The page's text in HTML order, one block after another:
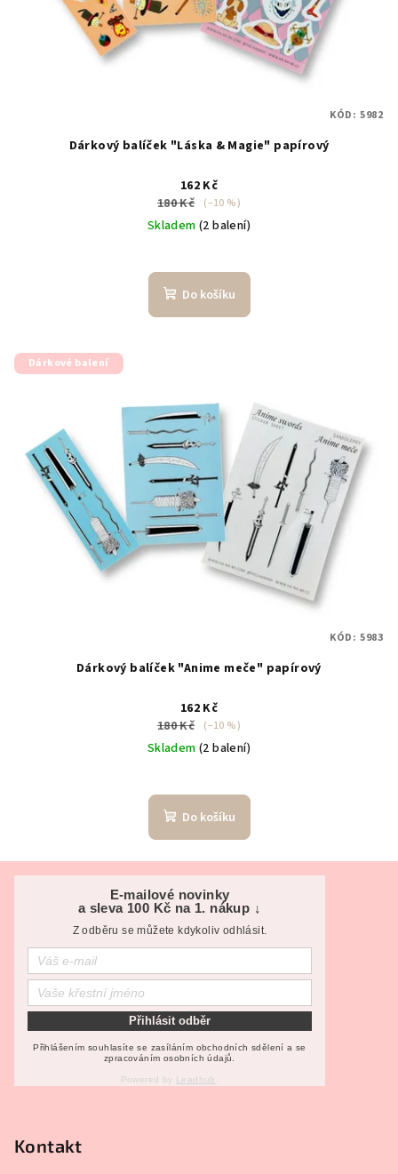
Dárkový balíček "Láska & Magie" papírový
162 Kč
180 Kč
(–10 %)
Skladem(2 balení)
Do košíku
KÓD: 5982
Dárkové balení
Dárkový balíček "Anime meče" papírový
162 Kč
180 Kč
(–10 %)
Skladem(2 balení)
Do košíku
KÓD: 5983
E-mailové novinky
a sleva 100 Kč na 1. nákup ↓
Z odběru se můžete kdykoliv odhlásit.
Přihlásit odběr
Přihlášením souhlasíte se zasíláním obchodních sdělení a se
zpracováním osobních údajů.
Powered by Leadhub .
Kontakt